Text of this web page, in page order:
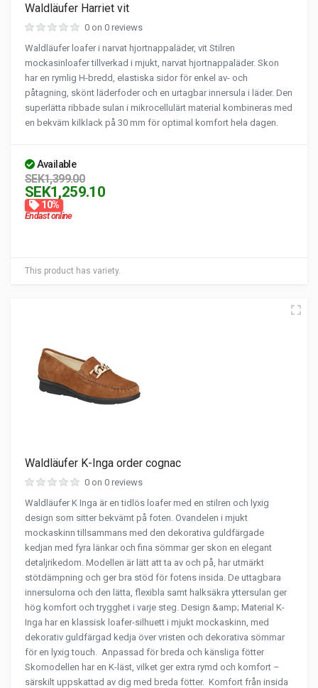
This product has variety.
Waldläufer Harriet vit
0 on 0 reviews
Waldläufer loafer i narvat hjortnappaläder, vit Stilren
mockasinloafer tillverkad i mjukt, narvat hjortnappaläder. Skon
har en rymlig H-bredd, elastiska sidor för enkel av- och
påtagning, skönt läderfoder och en urtagbar innersula i läder. Den
superlätta ribbade sulan i mikrocellulärt material kombineras med
en bekväm kilklack på 30 mm för optimal komfort hela dagen.
Available
SEK1,399.00
SEK1,259.10
10%
Endast online
Waldläufer K-Inga order cognac
0 on 0 reviews
Waldläufer K Inga är en tidlös loafer med en stilren och lyxig
design som sitter bekvämt på foten. Ovandelen i mjukt
mockaskinn tillsammans med den dekorativa guldfärgade
kedjan med fyra länkar och fina sömmar ger skon en elegant
detaljrikedom. Modellen är lätt att ta av och på, har utmärkt
stötdämpning och ger bra stöd för fotens insida. De uttagbara
innersulorna och den lätta, flexibla samt halksäkra yttersulan ger
hög komfort och trygghet i varje steg. Design &amp; Material K-
Inga har en klassisk loafer-silhuett i mjukt mockaskinn, med
dekorativ guldfärgad kedja över vristen och dekorativa sömmar
för en lyxig touch. Anpassad för breda och känsliga fötter
Skomodellen har en K-läst, vilket ger extra rymd och komfort –
särskilt uppskattad av dig med breda fötter. Komfort från insida